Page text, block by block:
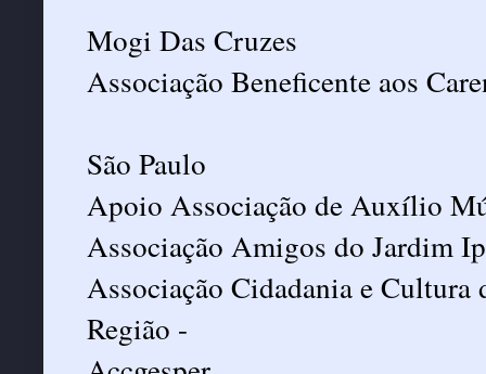
Mogi Das Cruzes
Associação Beneficente aos
São Paulo
Apoio Associação de Auxílio
Associação Amigos do Jardim
Associação Cidadania e Cultura
Região -